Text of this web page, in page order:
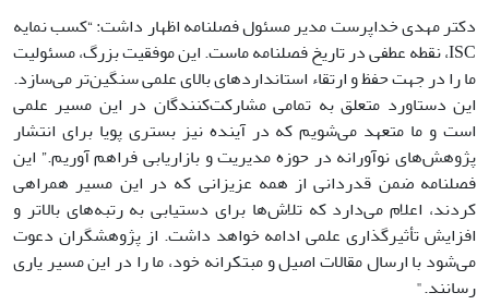
دکتر مهدی خداپرست مدیر مسئول فصلنامه اظهار داشت: “کسب نمایه
ISC، نقطه عطفی در تاریخ فصلنامه ماست. این موفقیت بزرگ، مسئولیت
ما را در جهت حفظ و ارتقاء استانداردهای بالای علمی سنگین‌تر می‌سازد.
این دستاورد متعلق به تمامی مشارکت‌کنندگان در این مسیر علمی
است و ما متعهد می‌شویم که در آینده نیز بستری پویا برای انتشار
پژوهش‌های نوآورانه در حوزه مدیریت و بازاریابی فراهم آوریم.” این
فصلنامه ضمن قدردانی از همه عزیزانی که در این مسیر همراهی
کردند، اعلام می‌دارد که تلاش‌ها برای دستیابی به رتبه‌های بالاتر و
افزایش تأثیرگذاری علمی ادامه خواهد داشت. از پژوهشگران دعوت
می‌شود با ارسال مقالات اصیل و مبتکرانه خود، ما را در این مسیر یاری
رسانند."